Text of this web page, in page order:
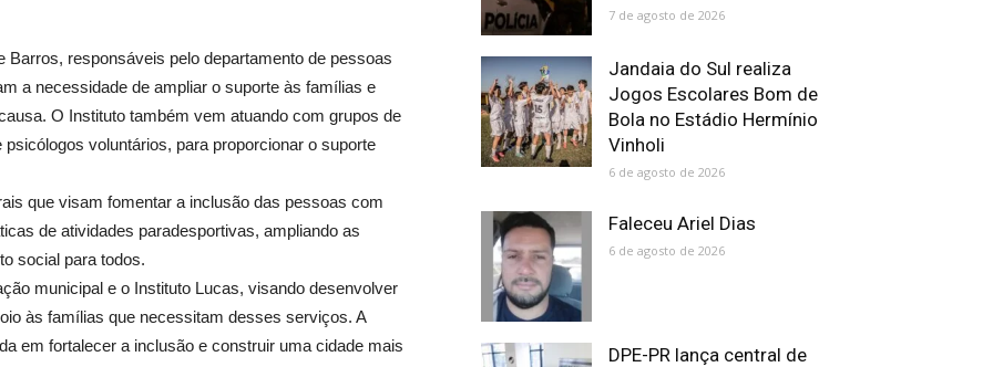
responsáveis pelo departamento de pessoas
a necessidade de ampliar o suporte às famílias e
O Instituto também vem atuando com grupos de
voluntários, para proporcionar o suporte
que visam fomentar a inclusão das pessoas com
de atividades paradesportivas, ampliando as
social para todos.
municipal e o Instituto Lucas, visando desenvolver
às famílias que necessitam desses serviços. A
em fortalecer a inclusão e construir uma cidade mais
7 de agosto de 2026
Jandaia do Sul realiza
Jogos Escolares Bom de
Bola no Estádio Hermínio
Vinholi
6 de agosto de 2026
Faleceu Ariel Dias
6 de agosto de 2026
DPE-PR lança central de